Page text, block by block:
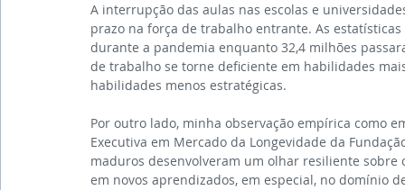
A interrupção das aulas nas escolas e
prazo na força de trabalho entrante. As
durante a pandemia enquanto 32,4 milhões
de trabalho se torne deficiente em habilidades
habilidades menos estratégicas.
Por outro lado, minha observação empírica como
Executiva em Mercado da Longevidade da
maduros desenvolveram um olhar resiliente
em novos aprendizados, em especial, no domínio